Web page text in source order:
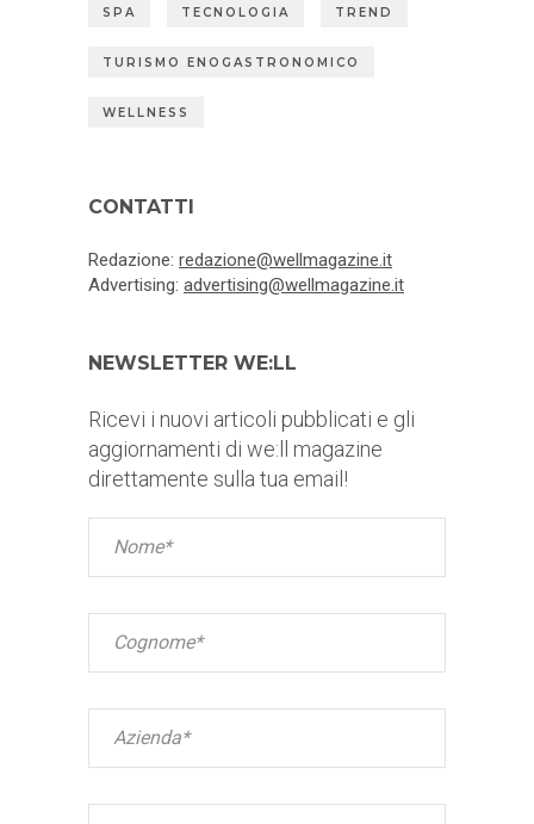
SPA TECNOLOGIA TREND
TURISMO ENOGASTRONOMICO
WELLNESS
CONTATTI
Redazione: redazione@wellmagazine.it
Advertising: advertising@wellmagazine.it
NEWSLETTER WE:LL
Ricevi i nuovi articoli pubblicati e gli
aggiornamenti di we:ll magazine
direttamente sulla tua email!